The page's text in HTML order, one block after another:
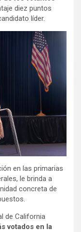
diez puntos
líder.
en las primarias
le brinda a
concreta de
de California
votados en la